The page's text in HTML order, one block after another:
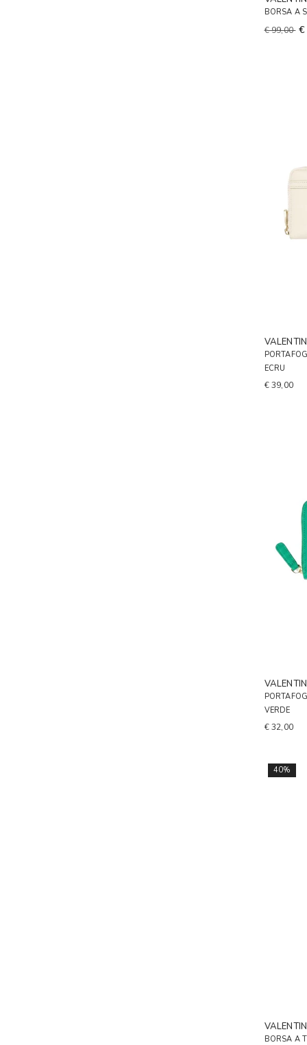
BORSA A
€ 99,00 €
ECRU
€ 39,00
VERDE
€ 32,00
40%
BORSA A